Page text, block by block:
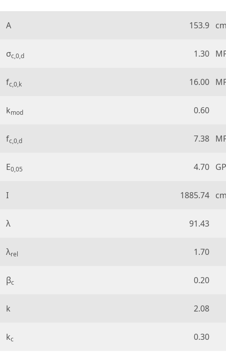
A 153.9
σc,0,d 1.30
fc,0,k 16.00
kmod 0.60
fc,0,d 7.38
E0,05 4.70
I 1885.74
λ 91.43
λrel 1.70
βc 0.20
k 2.08
kc 0.30